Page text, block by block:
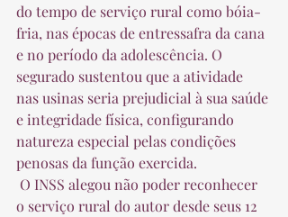
do tempo de serviço rural como bóia-
fria, nas épocas de entressafra da cana
e no período da adolescência. O
segurado sustentou que a atividade
nas usinas seria prejudicial à sua saúde
e integridade física, configurando
natureza especial pelas condições
penosas da função exercida.
o serviço rural do autor desde seus 12